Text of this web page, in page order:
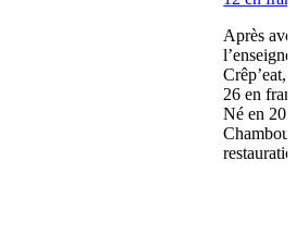
Après
Crêp’eat,
26 en
Né en